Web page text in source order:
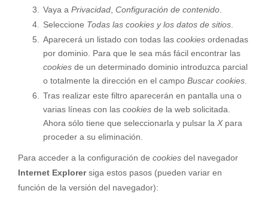
Vaya a Privacidad Configuración de contenido
Seleccione Todas las cookies y los datos de sitios
Aparecerá un listado con todas las cookies ordenadas
por dominio. Para que le sea más fácil encontrar las
cookies de un determinado dominio introduzca parcial
o totalmente la dirección en el campo Buscar cookies
Tras realizar este filtro aparecerán en pantalla una o
varias líneas con las cookies de la web solicitada.
Ahora sólo tiene que seleccionarla y pulsar la Xpara
proceder a su eliminación.
Para acceder a la configuración de cookies del navegador
Internet Explorersiga estos pasos (pueden variar en
función de la versión del navegador):